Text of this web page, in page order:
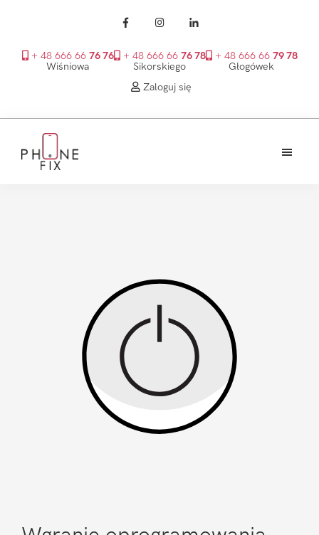
+ 48 666 66 76 76
Wiśniowa
+ 48 666 66 76 78
Sikorskiego
+ 48 666 66 79 78
Głogówek
Zaloguj się
głównego